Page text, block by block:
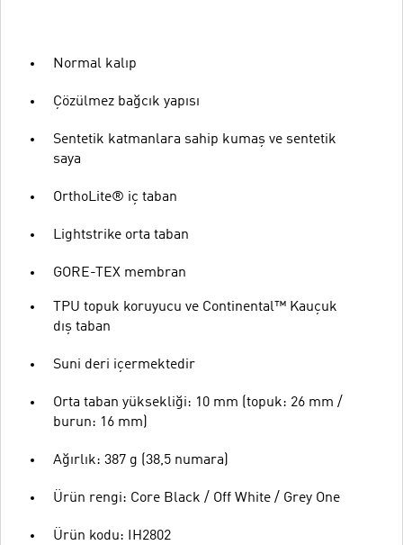
Normal kalıp
Çözülmez bağcık yapısı
Sentetik katmanlara sahip kumaş ve sentetik
saya
OrthoLite® iç taban
Lightstrike orta taban
GORE-TEX membran
TPU topuk koruyucu ve Continental™ Kauçuk
dış taban
Suni deri içermektedir
Orta taban yüksekliği: 10 mm (topuk: 26 mm /
burun: 16 mm)
Ağırlık: 387 g (38,5 numara)
Ürün rengi: Core Black / Off White / Grey One
Ürün kodu: IH2802